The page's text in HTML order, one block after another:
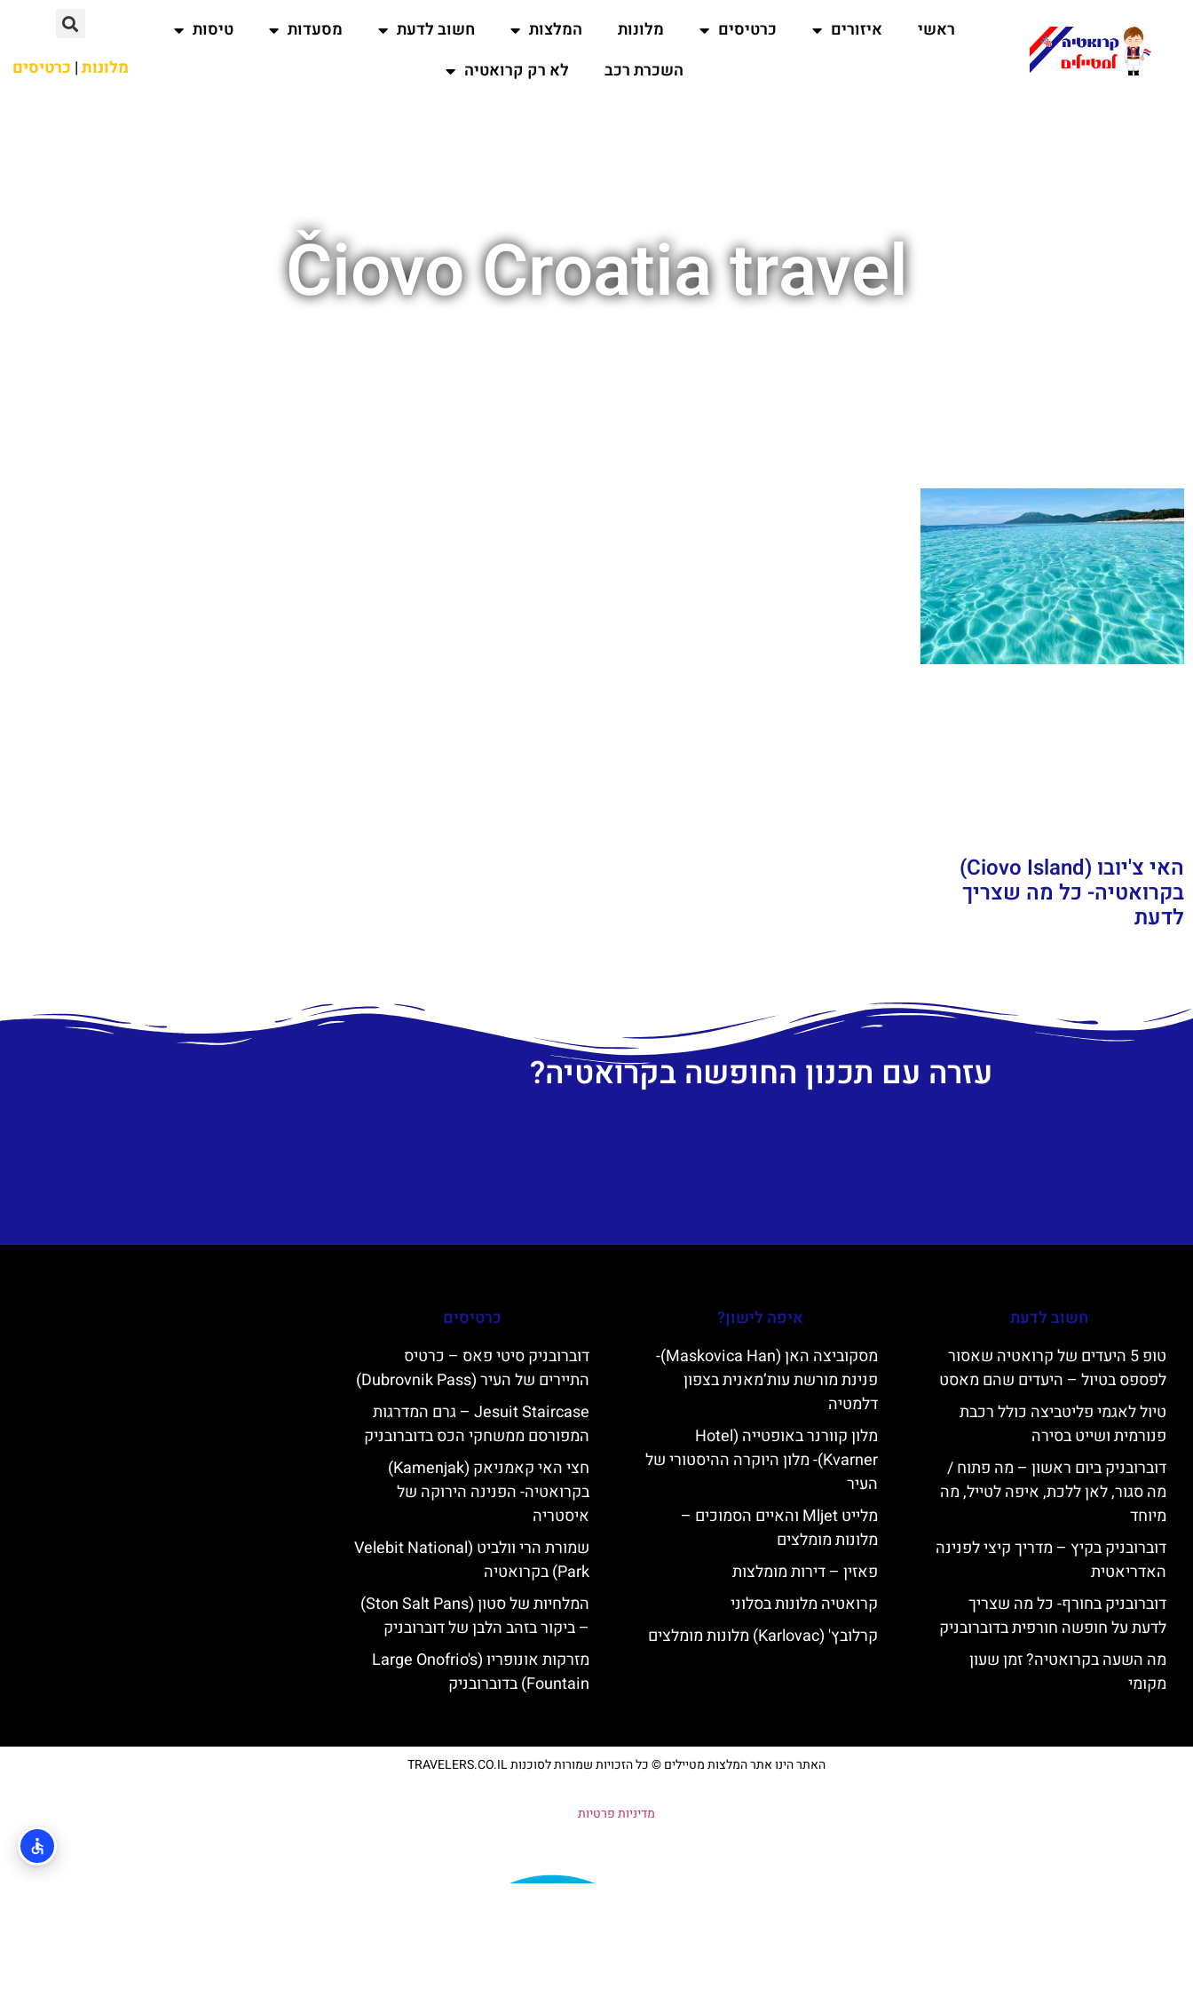
ראשי איזורים כרטיסים מלונות המלצות חשוב לדעת מסעדות
טיסות
השכרת רכב
לא רק קרואטיה מלונות| כרטיסים
Čiovo Croatia travel
האי צ'יובו (Ciovo Island)
בקרואטיה- כל מה שצריך
לדעת
עזרה עם תכנון החופשה בקרואטיה?
חשוב לדעת
טופ 5 היעדים של קרואטיה שאסור
לפספס בטיול – היעדים שהם מאסט
טיול לאגמי פליטביצה כולל רכבת
פנורמית ושייט בסירה
דוברובניק ביום ראשון – מה פתוח /
מה סגור, לאן ללכת, איפה לטייל, מה
מיוחד
דוברובניק בקיץ – מדריך קיצי לפנינה
האדריאטית
דוברובניק בחורף- כל מה שצריך
לדעת על חופשה חורפית בדוברובניק
מה השעה בקרואטיה? זמן שעון
מקומי
איפה לישון?
מסקוביצה האן (Maskovica Han)-
פנינת מורשת עות’מאנית בצפון
דלמטיה
מלון קוורנר באופטייה (Hotel
Kvarner)- מלון היוקרה ההיסטורי של
העיר
מלייט Mljet והאיים הסמוכים –
מלונות מומלצים
פאזין – דירות מומלצות
קרואטיה מלונות בסלוני
קרלובץ' (Karlovac) מלונות מומלצים
כרטיסים
דוברובניק סיטי פאס – כרטיס
התיירים של העיר (Dubrovnik Pass)
Jesuit Staircase – גרם המדרגות
המפורסם ממשחקי הכס בדוברובניק
חצי האי קאמניאק (Kamenjak)
בקרואטיה- הפנינה הירוקה של
איסטריה
שמורת הרי וולביט (Velebit National
Park) בקרואטיה
המלחיות של סטון (Ston Salt Pans)
– ביקור בזהב הלבן של דוברובניק
מזרקות אונופריו (Large Onofrio's
Fountain) בדוברובניק
האתר הינו אתר המלצות מטיילים © כל הזכויות שמורות לסוכנות TRAVELERS.CO.IL
מדיניות פרטיות